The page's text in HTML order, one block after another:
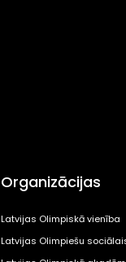
Organizācijas
Latvijas Olimpiskā vienība
Latvijas Olimpiešu